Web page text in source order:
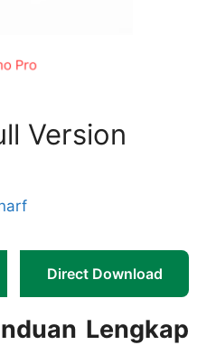
Version
Direct Download
Lengkap